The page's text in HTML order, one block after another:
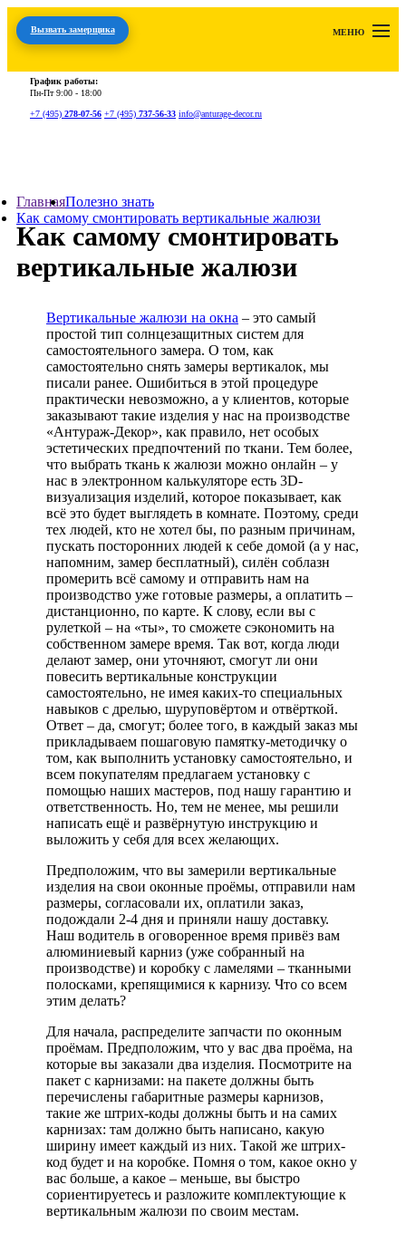
Вызвать замерщика МЕНЮ
График работы:
Пн-Пт9:00 - 18:00
+7 (495) 278-07-56 +7 (495) 737-56-33 info@anturage-decor.ru
ГлавнаяПолезно знать
Как самому смонтировать вертикальные жалюзи
Как самому смонтировать
вертикальные жалюзи
Вертикальные жалюзи на окна – это самый
простой тип солнцезащитных систем для
самостоятельного замера. О том, как
самостоятельно снять замеры вертикалок, мы
писали ранее. Ошибиться в этой процедуре
практически невозможно, а у клиентов, которые
заказывают такие изделия у нас на производстве
«Антураж-Декор», как правило, нет особых
эстетических предпочтений по ткани. Тем более,
что выбрать ткань к жалюзи можно онлайн – у
нас в электронном калькуляторе есть 3D-
визуализация изделий, которое показывает, как
всё это будет выглядеть в комнате. Поэтому, среди
тех людей, кто не хотел бы, по разным причинам,
пускать посторонних людей к себе домой (а у нас,
напомним, замер бесплатный), силён соблазн
промерить всё самому и отправить нам на
производство уже готовые размеры, а оплатить –
дистанционно, по карте. К слову, если вы с
рулеткой – на «ты», то сможете сэкономить на
собственном замере время. Так вот, когда люди
делают замер, они уточняют, смогут ли они
повесить вертикальные конструкции
самостоятельно, не имея каких-то специальных
навыков с дрелью, шуруповёртом и отвёрткой.
Ответ – да, смогут; более того, в каждый заказ мы
прикладываем пошаговую памятку-методичку о
том, как выполнить установку самостоятельно, и
всем покупателям предлагаем установку с
помощью наших мастеров, под нашу гарантию и
ответственность. Но, тем не менее, мы решили
написать ещё и развёрнутую инструкцию и
выложить у себя для всех желающих.
Предположим, что вы замерили вертикальные
изделия на свои оконные проёмы, отправили нам
размеры, согласовали их, оплатили заказ,
подождали 2-4 дня и приняли нашу доставку.
Наш водитель в оговоренное время привёз вам
алюминиевый карниз (уже собранный на
производстве) и коробку с ламелями – тканными
полосками, крепящимися к карнизу. Что со всем
этим делать?
Для начала, распределите запчасти по оконным
проёмам. Предположим, что у вас два проёма, на
которые вы заказали два изделия. Посмотрите на
пакет с карнизами: на пакете должны быть
перечислены габаритные размеры карнизов,
такие же штрих-коды должны быть и на самих
карнизах: там должно быть написано, какую
ширину имеет каждый из них. Такой же штрих-
код будет и на коробке. Помня о том, какое окно у
вас больше, а какое – меньше, вы быстро
сориентируетесь и разложите комплектующие к
вертикальным жалюзи по своим местам.